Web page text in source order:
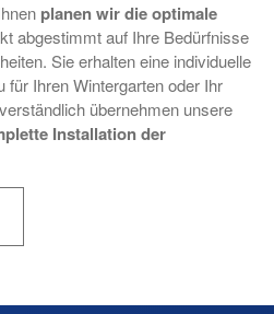
planen wir die optimale
abgestimmt auf Ihre Bedürfnisse
Sie erhalten eine individuelle
für Ihren Wintergarten oder Ihr
übernehmen unsere
Installation der